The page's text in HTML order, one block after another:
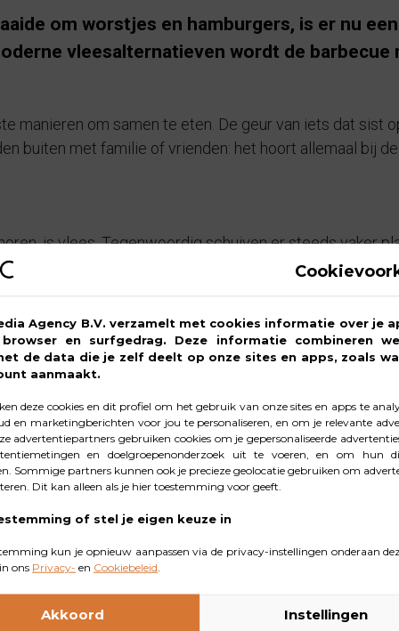
Agency B.V. verzamelt met cookies informatie over je
en surfgedrag. Deze informatie combineren
de data die je zelf deelt op onze sites en apps, zoals
aanmaakt.
deze cookies en dit profiel om het gebruik van onze sites en apps te
en marketingberichten voor jou te personaliseren, en om je relevante
advertentiepartners gebruiken cookies om je gepersonaliseerde
en doelgroepenonderzoek uit te voeren, en om hun
Sommige partners kunnen ook je precieze geolocatie gebruiken om
Dit kan alleen als je hier toestemming voor geeft.
of stel je eigen keuze in
kun je opnieuw aanpassen via de privacy-instellingen onderaan
ons Privacy- en Cookiebeleid
Akkoord Instellingen
om worstjes en hamburgers, is er nu
vleesalternatieven wordt de barbecue
manieren om samen te eten. De geur van iets dat sist
buiten met familie of vrienden: het hoort allemaal bij
is vlees. Tegenwoordig schuiven er steeds vaker
kunt genieten van ‘vlees’ op de BBQ en goed kunt doen
zoals de Flank Steak, kun je een heerlijke
rijke smaak en geur. Wie het voor het eerst proeft,
wilt: een mooie korst van buiten, mals van binnen.
zonder problemen samen aan tafel.
van Redefine Meat overtuigt ook
laat zich op allerlei manieren gebruiken. Denk aan
Pork van de barbecue of een heerlijke Burger. Deze
van de Consumentenbond. Bijkomend voordeel:
met een aanzienlijk lagere impact op landgebruik,